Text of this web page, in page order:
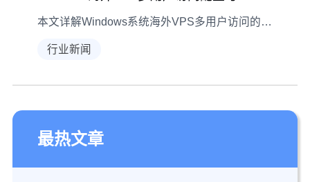
本文详解Windows系统海外VPS多用户访问的全流程配置，涵盖账户管理、远程桌面设置、会话优化及安全策略，帮助用户高效实现多用户协作与系统稳定。
行业新闻
最热文章